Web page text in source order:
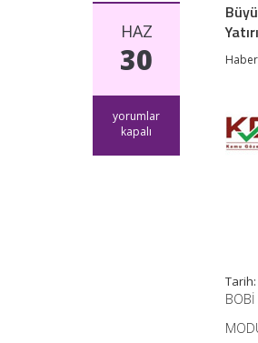
HAZ
30
Büyük
yorumlar
kapalı